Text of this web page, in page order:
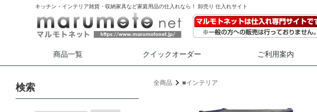
キッチン・インテリア雑貨・収納家具など家庭用品の仕入れなら！ 卸売り 仕入れサイト
商品一覧 クイックオーダー ご利用案内
全商品 ■インテリア
検索